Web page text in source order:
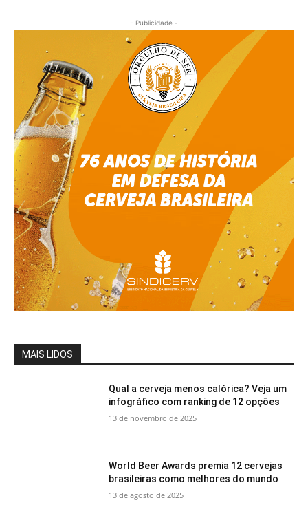
- Publicidade -
MAIS LIDOS
Qual a cerveja menos calórica? Veja um
infográfico com ranking de 12 opções
13 de novembro de 2025
World Beer Awards premia 12 cervejas
brasileiras como melhores do mundo
13 de agosto de 2025